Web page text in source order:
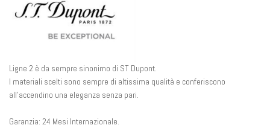
Ligne 2 è da sempre sinonimo di ST Dupont.
I materiali scelti sono sempre di altissima qualità e conferiscono
all'accendino una eleganza senza pari.
Garanzia: 24 Mesi Internazionale.